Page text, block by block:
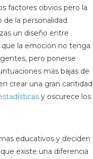
factores obvios pero la
la personalidad
un diseño entre
la emoción no tenga
pero ponerse
más bajas de
crear una gran cantidad
y oscurece los
educativos y deciden
existe una diferencia